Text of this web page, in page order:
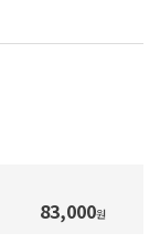
83,000원